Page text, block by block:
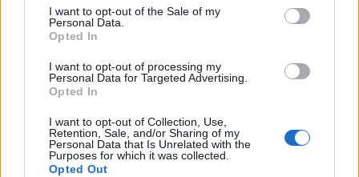
I want to opt-out of the Sale of my
Personal Data.
Opted In
I want to opt-out of processing my
Personal Data for Targeted Advertising.
Opted In
I want to opt-out of Collection, Use,
Retention, Sale, and/or Sharing of my
Personal Data that Is Unrelated with the
Purposes for which it was collected.
Opted Out
ЗАТВОРЕНИ ПЛАЖИ И УЛИЦИ
мистериозен мост
СЛУШАМ, САКААТ ДА СЕ СУДИ
ЗА ВОЕНИТЕ ЗЛОСТРОСТВА НА
УЧК...